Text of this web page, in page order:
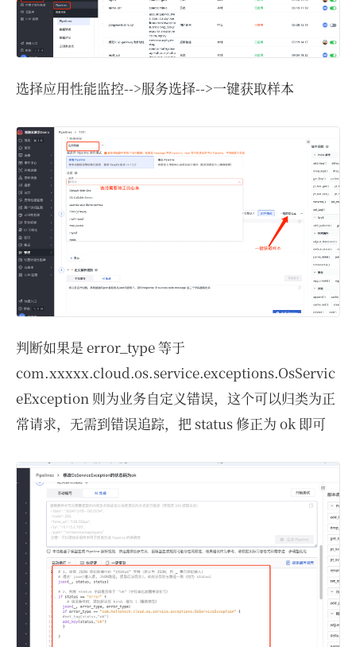
选择应用性能监控-->服务选择-->一键获取样本
判断如果是 error_type 等于
com.xxxxx.cloud.os.service.exceptions.OsServic
eException 则为业务自定义错误，这个可以归类为正
常请求，无需到错误追踪，把 status 修正为 ok 即可